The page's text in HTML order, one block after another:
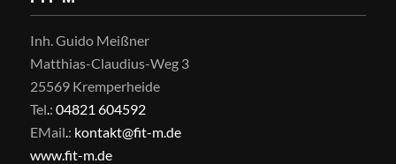
Inh. Guido Meißner
Matthias-Claudius-Weg 3
25569 Kremperheide
Tel : 04821 604592
EMail : kontakt@fit-m.de
www.fit-m.de